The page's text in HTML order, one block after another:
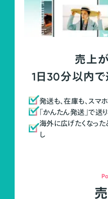
売上
1日30分以内
発送も、在庫も、スマ
「かんたん発送」で送
海外に広げたくなっ
し